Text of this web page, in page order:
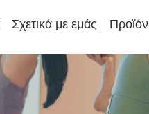
Σχετικά με εμάς Προϊόν